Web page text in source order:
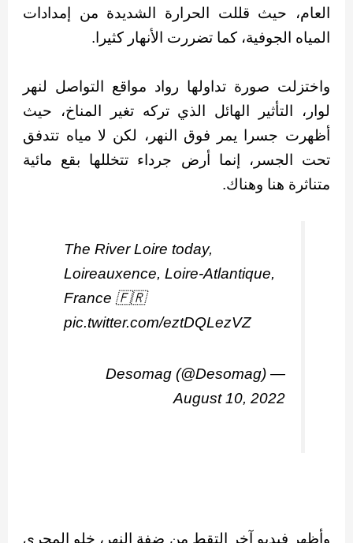
العام، حيث قللت الحرارة الشديدة من إمدادات
المياه الجوفية، كما تضررت الأنهار كثيرا.
واختزلت صورة تداولها رواد مواقع التواصل لنهر
لوار، التأثير الهائل الذي تركه تغير المناخ، حيث
أظهرت جسرا يمر فوق النهر، لكن لا مياه تتدفق
تحت الجسر، إنما أرض جرداء تتخللها بقع مائية
متناثرة هنا وهناك.
The River Loire today,
Loireauxence, Loire-Atlantique,
France 🇫🇷
pic.twitter.com/eztDQLezVZ
— Desomag (@Desomag)
August 10, 2022
وأظهر فيديو آخر التقط من ضفة النهر، خلو المجرى